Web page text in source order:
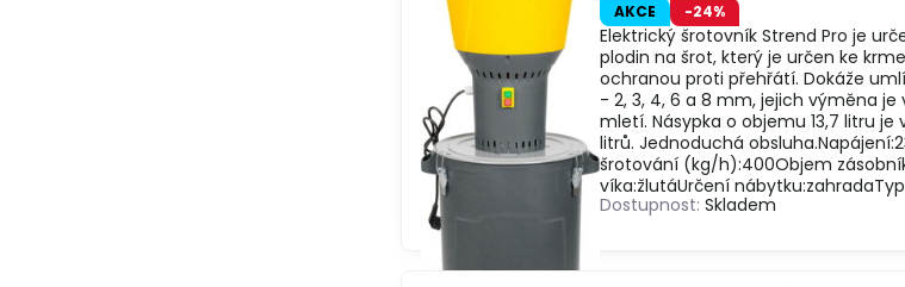
AKCE -24%
Elektrický šrotovník Strend Pro je
plodin na šrot, který je určen ke
ochranou proti přehřátí. Dokáže
- 2, 3, 4, 6 a 8 mm, jejich výměna
mletí. Násypka o objemu 13,7 litru
litrů. Jednoduchá
šrotování (kg/h):400Objem
víka:žlutáUrčení
Dostupnost: Skladem